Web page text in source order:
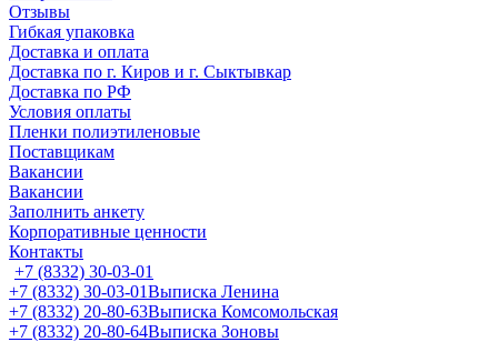
Отзывы
Гибкая упаковка
Доставка и оплата
Доставка по г. Киров и г. Сыктывкар
Доставка по РФ
Условия оплаты
Пленки полиэтиленовые
Поставщикам
Вакансии
Вакансии
Заполнить анкету
Корпоративные ценности
Контакты
+7 (8332) 30-03-01
+7 (8332) 30-03-01Выписка Ленина
+7 (8332) 20-80-63Выписка Комсомольская
+7 (8332) 20-80-64Выписка Зоновы